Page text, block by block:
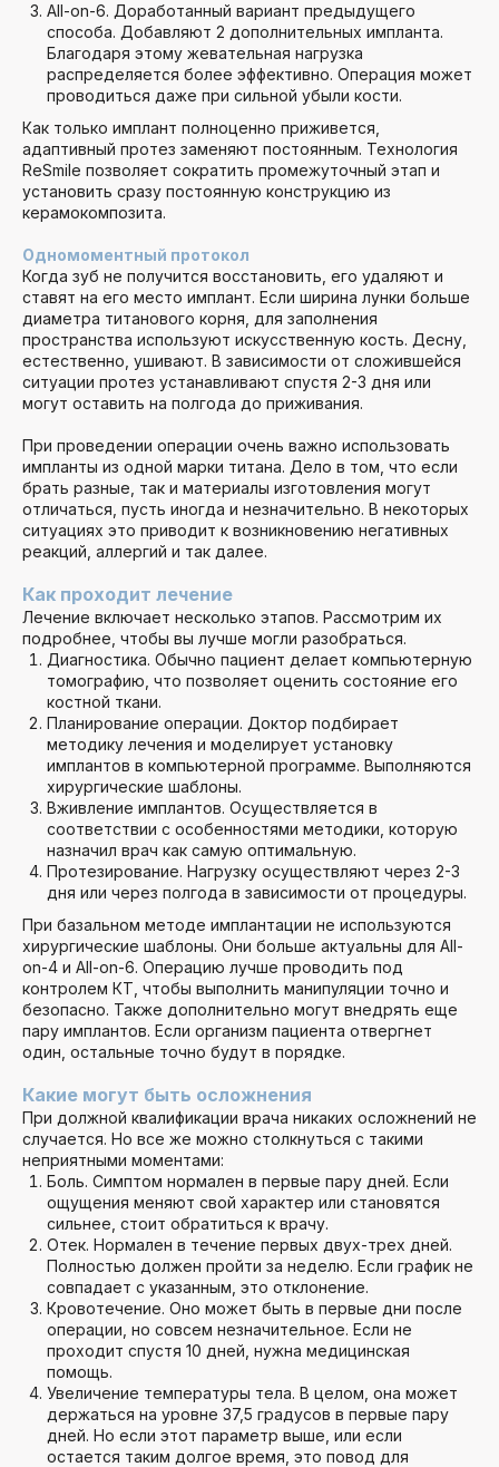
All-on-6. Доработанный вариант предыдущего
способа. Добавляют 2 дополнительных импланта.
Благодаря этому жевательная нагрузка
распределяется более эффективно. Операция может
проводиться даже при сильной убыли кости.
Как только имплант полноценно приживется,
адаптивный протез заменяют постоянным. Технология
ReSmile позволяет сократить промежуточный этап и
установить сразу постоянную конструкцию из
керамокомпозита.
Одномоментный протокол
Когда зуб не получится восстановить, его удаляют и
ставят на его место имплант. Если ширина лунки больше
диаметра титанового корня, для заполнения
пространства используют искусственную кость. Десну,
естественно, ушивают. В зависимости от сложившейся
ситуации протез устанавливают спустя 2-3 дня или
могут оставить на полгода до приживания.
При проведении операции очень важно использовать
импланты из одной марки титана. Дело в том, что если
брать разные, так и материалы изготовления могут
отличаться, пусть иногда и незначительно. В некоторых
ситуациях это приводит к возникновению негативных
реакций, аллергий и так далее.
Как проходит лечение
Лечение включает несколько этапов. Рассмотрим их
подробнее, чтобы вы лучше могли разобраться.
Диагностика. Обычно пациент делает компьютерную
томографию, что позволяет оценить состояние его
костной ткани.
Планирование операции. Доктор подбирает
методику лечения и моделирует установку
имплантов в компьютерной программе. Выполняются
хирургические шаблоны.
Вживление имплантов. Осуществляется в
соответствии с особенностями методики, которую
назначил врач как самую оптимальную.
Протезирование. Нагрузку осуществляют через 2-3
дня или через полгода в зависимости от процедуры.
При базальном методе имплантации не используются
хирургические шаблоны. Они больше актуальны для All-
on-4 и All-on-6. Операцию лучше проводить под
контролем КТ, чтобы выполнить манипуляции точно и
безопасно. Также дополнительно могут внедрять еще
пару имплантов. Если организм пациента отвергнет
один, остальные точно будут в порядке.
Какие могут быть осложнения
При должной квалификации врача никаких осложнений не
случается. Но все же можно столкнуться с такими
неприятными моментами:
Боль. Симптом нормален в первые пару дней. Если
ощущения меняют свой характер или становятся
сильнее, стоит обратиться к врачу.
Отек. Нормален в течение первых двух-трех дней.
Полностью должен пройти за неделю. Если график не
совпадает с указанным, это отклонение.
Кровотечение. Оно может быть в первые дни после
операции, но совсем незначительное. Если не
проходит спустя 10 дней, нужна медицинская
помощь.
Увеличение температуры тела. В целом, она может
держаться на уровне 37,5 градусов в первые пару
дней. Но если этот параметр выше, или если
остается таким долгое время, это повод для
ЗАПИСАТЬСЯ В WHATSAPP